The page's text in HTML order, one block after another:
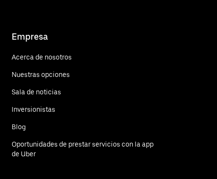
Empresa
Acerca de nosotros
Nuestras opciones
Sala de noticias
Inversionistas
Blog
Oportunidades de prestar servicios con la app
de Uber